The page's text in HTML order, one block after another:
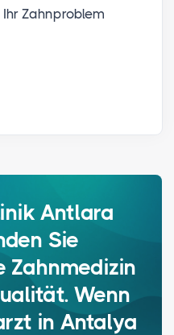
Zahnproblem
Antlara
Sie
Zahnmedizin
Wenn
in Antalya